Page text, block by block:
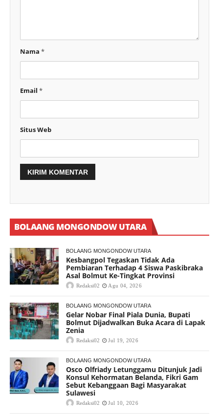
Nama *
Email *
Situs Web
BOLAANG MONGONDOW UTARA
BOLAANG MONGONDOW UTARA
Kesbangpol Tegaskan Tidak Ada
Pembiaran Terhadap 4 Siswa Paskibraka
Asal Bolmut Ke-Tingkat Provinsi
Redaksi02 Agu 04, 2026
BOLAANG MONGONDOW UTARA
Gelar Nobar Final Piala Dunia, Bupati
Bolmut Dijadwalkan Buka Acara di Lapak
Zenia
Redaksi02 Jul 19, 2026
BOLAANG MONGONDOW UTARA
Osco Olfriady Letunggamu Ditunjuk Jadi
Konsul Kehormatan Belanda, Fikri Gam
Sebut Kebanggaan Bagi Masyarakat
Sulawesi
Redaksi02 Jul 10, 2026